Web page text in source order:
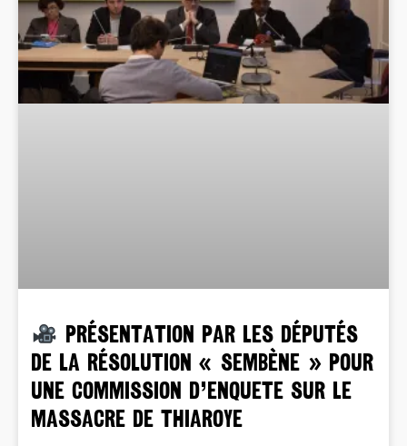
PRÉSENTATION PAR LES DÉPUTÉS
DE LA RÉSOLUTION « SEMBÈNE » POUR
UNE COMMISSION D’ENQUETE SUR LE
MASSACRE DE THIAROYE